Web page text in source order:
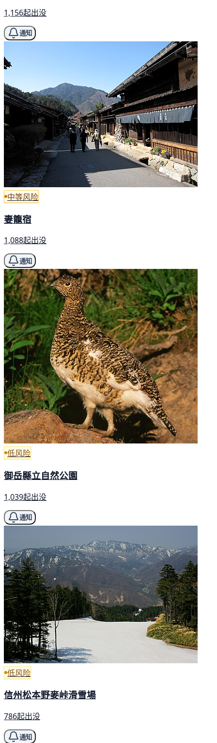
1,156起出没
通知
中等风险
妻籠宿
1,088起出没
通知
低风险
御岳縣立自然公園
1,039起出没
通知
低风险
信州松本野麥峠滑雪場
786起出没
通知